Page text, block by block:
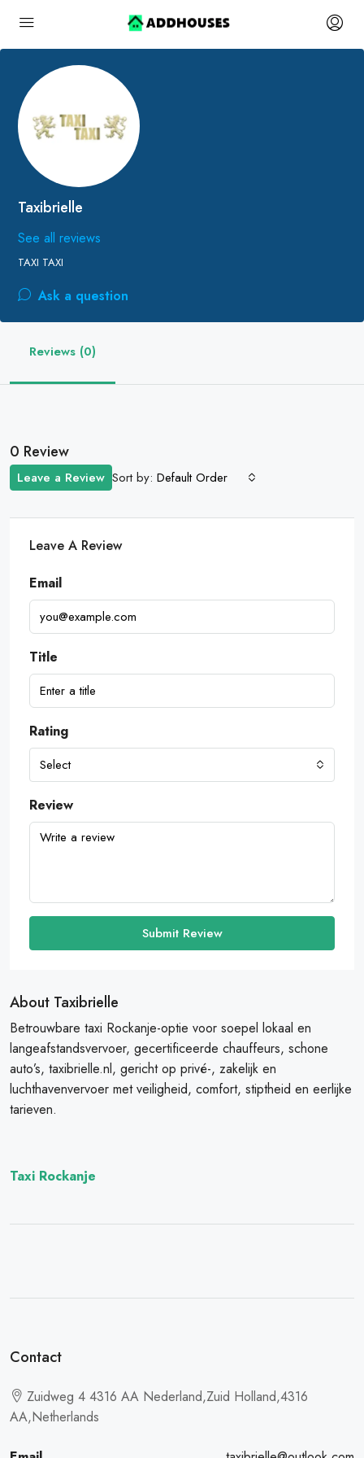
Taxibrielle
See all reviews
TAXI TAXI
Ask a question
Reviews (0)
0 Review
Sort by: Default Order
Leave a Review
Leave A Review
Email
Title
Rating
Select
Review
Submit Review
About Taxibrielle
Betrouwbare taxi Rockanje-optie voor soepel lokaal en
langeafstandsvervoer, gecertificeerde chauffeurs, schone
auto’s, taxibrielle.nl, gericht op privé-, zakelijk en
luchthavenvervoer met veiligheid, comfort, stiptheid en eerlijke
tarieven.
Taxi Rockanje
Contact
Zuidweg 4 4316 AA Nederland,Zuid Holland,4316
AA,Netherlands